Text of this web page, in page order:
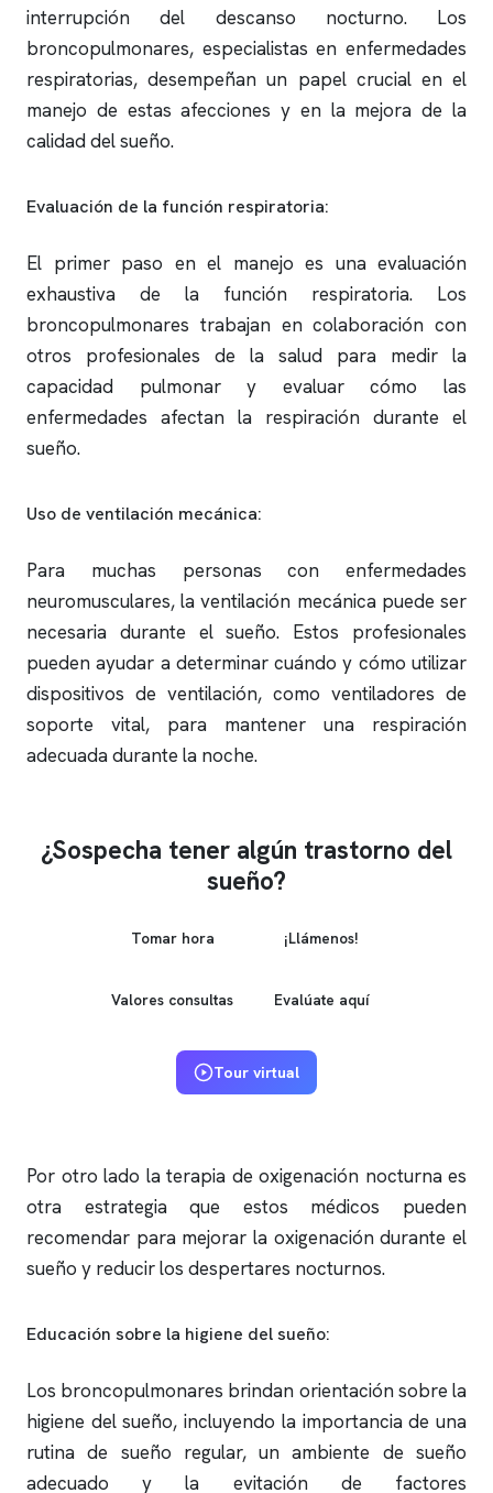
interrupción del descanso nocturno. Los
broncopulmonares, especialistas en enfermedades
respiratorias, desempeñan un papel crucial en el
manejo de estas afecciones y en la mejora de la
calidad del sueño.
Evaluación de la función respiratoria:
El primer paso en el manejo es una evaluación
exhaustiva de la función respiratoria. Los
broncopulmonares trabajan en colaboración con
otros profesionales de la salud para medir la
capacidad pulmonar y evaluar cómo las
enfermedades afectan la respiración durante el
sueño.
Uso de ventilación mecánica:
Para muchas personas con enfermedades
neuromusculares, la ventilación mecánica puede ser
necesaria durante el sueño. Estos profesionales
pueden ayudar a determinar cuándo y cómo utilizar
dispositivos de ventilación, como ventiladores de
soporte vital, para mantener una respiración
adecuada durante la noche.
¿Sospecha tener algún trastorno del
sueño?
Tomar hora ¡Llámenos!
Valores consultas Evalúate aquí
Tour virtual
Por otro lado la terapia de oxigenación nocturna es
otra estrategia que estos médicos pueden
recomendar para mejorar la oxigenación durante el
sueño y reducir los despertares nocturnos.
Educación sobre la higiene del sueño:
Los broncopulmonares brindan orientación sobre la
higiene del sueño, incluyendo la importancia de una
rutina de sueño regular, un ambiente de sueño
adecuado y la evitación de factores